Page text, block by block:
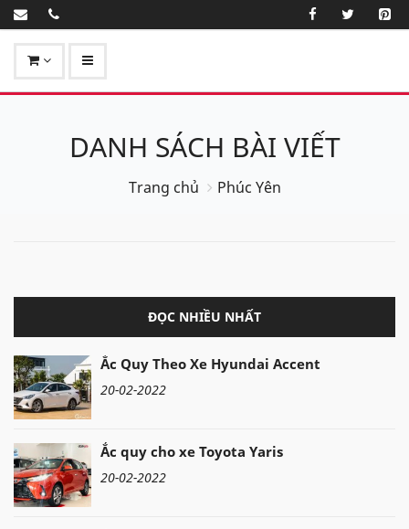
DANH SÁCH BÀI VIẾT
Trang chủ Phúc Yên
ĐỌC NHIỀU NHẤT
Ắc Quy Theo Xe Hyundai Accent
20-02-2022
Ắc quy cho xe Toyota Yaris
20-02-2022